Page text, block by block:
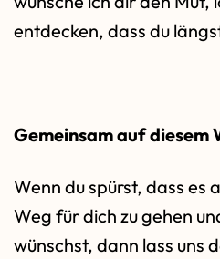
entdecken, dass du
Gemeinsam auf diesem
Wenn du spürst, dass es
Weg für dich zu gehen
wünschst, dann lass uns